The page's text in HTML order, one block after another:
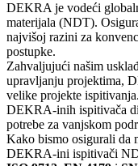
DEKRA je vodeći
materijala (NDT).
najvišoj razini za
postupke.
Zahvaljujući našim
upravljanju projektima,
velike projekte
DEKRA-inih ispitivača
potrebe za vanjskom
Kako bismo osigurali da
DEKRA-ini ispitivači